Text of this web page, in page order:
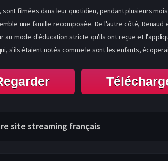
filmées dans leur quotidien, pendant plusieurs
une famille recomposée. De l'autre côté,
mode d'éducation stricte qu'ils ont reçue et
s'ils étaient notés comme le sont les enfants,
site streaming français